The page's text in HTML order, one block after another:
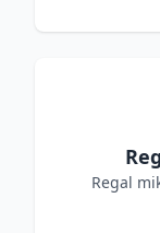
Regal